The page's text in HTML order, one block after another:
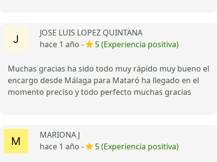
JOSE LUIS LOPEZ QUINTANA
hace 1 año -
5 (Experiencia positiva)
Muchas gracias ha sido todo muy rápido muy bueno el
encargo desde Málaga para Mataró ha llegado en el
momento preciso y todo perfecto muchas gracias
MARIONA J
hace 1 año -
5 (Experiencia positiva)